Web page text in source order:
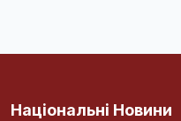
Національні Новини